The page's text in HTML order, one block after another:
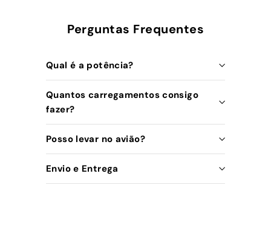
Perguntas Frequentes
Qual é a potência?
Quantos carregamentos consigo
fazer?
Posso levar no avião?
Envio e Entrega